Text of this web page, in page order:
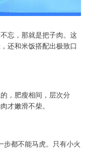
忘，那就是把子肉。这
还和米饭搭配出极致口
，肥瘦相间，层次分
才嫩滑不柴。
都不能马虎。只有小火